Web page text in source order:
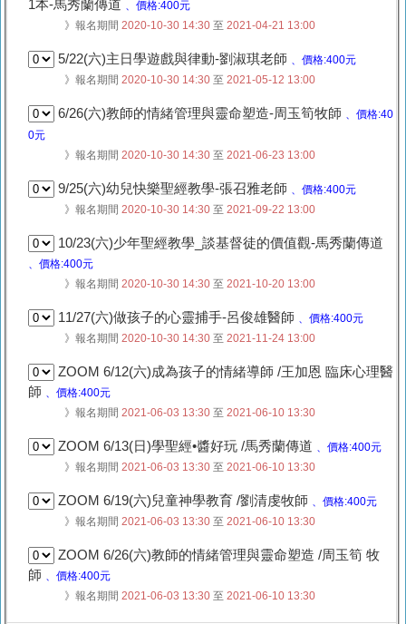
1本-馬秀蘭傳道 、價格:400元
》報名期間 2020-10-30 14:30 至 2021-04-21 13:00
5/22(六)主日學遊戲與律動-劉淑琪老師 、價格:400元
》報名期間 2020-10-30 14:30 至 2021-05-12 13:00
6/26(六)教師的情緒管理與靈命塑造-周玉筍牧師 、價格:40
0元
》報名期間 2020-10-30 14:30 至 2021-06-23 13:00
9/25(六)幼兒快樂聖經教學-張召雅老師 、價格:400元
》報名期間 2020-10-30 14:30 至 2021-09-22 13:00
10/23(六)少年聖經教學_談基督徒的價值觀-馬秀蘭傳道
、價格:400元
》報名期間 2020-10-30 14:30 至 2021-10-20 13:00
11/27(六)做孩子的心靈捕手-呂俊雄醫師 、價格:400元
》報名期間 2020-10-30 14:30 至 2021-11-24 13:00
ZOOM 6/12(六)成為孩子的情緒導師 /王加恩 臨床心理醫
師 、價格:400元
》報名期間 2021-06-03 13:30 至 2021-06-10 13:30
ZOOM 6/13(日)學聖經•醬好玩 /馬秀蘭傳道 、價格:400元
》報名期間 2021-06-03 13:30 至 2021-06-10 13:30
ZOOM 6/19(六)兒童神學教育 /劉清虔牧師 、價格:400元
》報名期間 2021-06-03 13:30 至 2021-06-10 13:30
ZOOM 6/26(六)教師的情緒管理與靈命塑造 /周玉筍 牧
師 、價格:400元
》報名期間 2021-06-03 13:30 至 2021-06-10 13:30